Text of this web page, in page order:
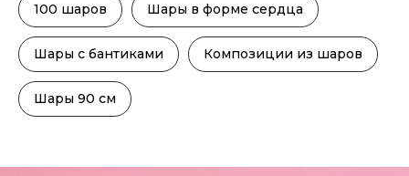
100 шаров Шары в форме сердца
Шары с бантиками Композиции из шаров
Шары 90 см